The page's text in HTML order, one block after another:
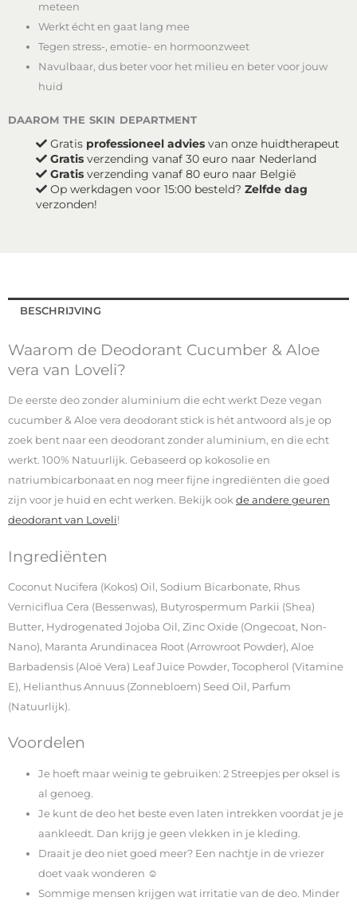
meteen
Werkt écht en gaat lang mee
Tegen stress-, emotie- en hormoonzweet
Navulbaar, dus beter voor het milieu en beter voor jouw
huid
daarom the skin department
Gratis professioneel advies van onze huidtherapeut
Gratis verzending vanaf 30 euro naar Nederland
Gratis verzending vanaf 80 euro naar België
Op werkdagen voor 15:00 besteld? Zelfde dag
verzonden!
BESCHRIJVING
Waarom de Deodorant Cucumber & Aloe
vera van Loveli?
De eerste deo zonder aluminium die echt werkt Deze vegan
cucumber & Aloe vera deodorant stick is hét antwoord als je op
zoek bent naar een deodorant zonder aluminium, en die echt
werkt. 100% Natuurlijk. Gebaseerd op kokosolie en
natriumbicarbonaat en nog meer fijne ingrediënten die goed
zijn voor je huid en echt werken. Bekijk ook de andere geuren
deodorant van Loveli!
Ingrediënten
Coconut Nucifera (Kokos) Oil, Sodium Bicarbonate, Rhus
Verniciflua Cera (Bessenwas), Butyrospermum Parkii (Shea)
Butter, Hydrogenated Jojoba Oil, Zinc Oxide (Ongecoat, Non-
Nano), Maranta Arundinacea Root (Arrowroot Powder), Aloe
Barbadensis (Aloë Vera) Leaf Juice Powder, Tocopherol (Vitamine
E), Helianthus Annuus (Zonnebloem) Seed Oil, Parfum
(Natuurlijk).
Voordelen
Je hoeft maar weinig te gebruiken: 2 Streepjes per oksel is
al genoeg.
Je kunt de deo het beste even laten intrekken voordat je je
aankleedt. Dan krijg je geen vlekken in je kleding.
Draait je deo niet goed meer? Een nachtje in de vriezer
doet vaak wonderen ☺
Sommige mensen krijgen wat irritatie van de deo. Minder